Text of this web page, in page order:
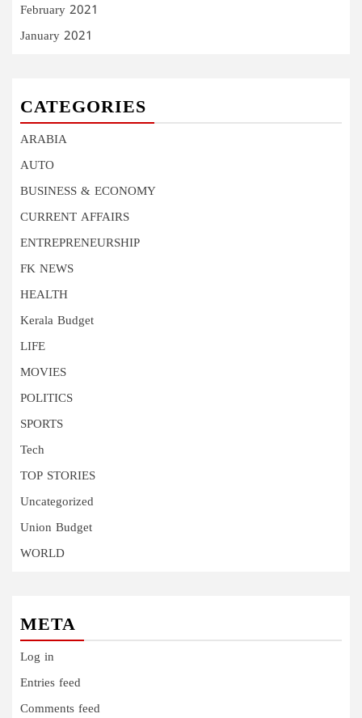
February 2021
January 2021
CATEGORIES
ARABIA
AUTO
BUSINESS & ECONOMY
CURRENT AFFAIRS
ENTREPRENEURSHIP
FK NEWS
HEALTH
Kerala Budget
LIFE
MOVIES
POLITICS
SPORTS
Tech
TOP STORIES
Uncategorized
Union Budget
WORLD
META
Log in
Entries feed
Comments feed